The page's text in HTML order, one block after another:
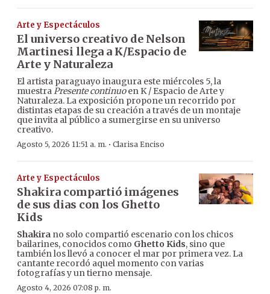
Arte y Espectáculos
El universo creativo de Nelson
Martinesi llega a K/Espacio de
Arte y Naturaleza
El artista paraguayo inaugura este miércoles 5, la
muestraPresente continuoen K / Espacio de Arte y
Naturaleza. La exposición propone un recorrido por
distintas etapas de su creación a través de un montaje
que invita al público a sumergirse en su universo
creativo.
Agosto 5, 2026 11:51 a. m. · Clarisa Enciso
Arte y Espectáculos
Shakira compartió imágenes
de sus dias con los Ghetto
Kids
Shakira no solo compartió escenario con los chicos
bailarines, conocidos como Ghetto Kids, sino que
también los llevó a conocer el mar por primera vez. La
cantante recordó aquel momento con varias
fotografías y un tierno mensaje.
Agosto 4, 2026 07:08 p. m.